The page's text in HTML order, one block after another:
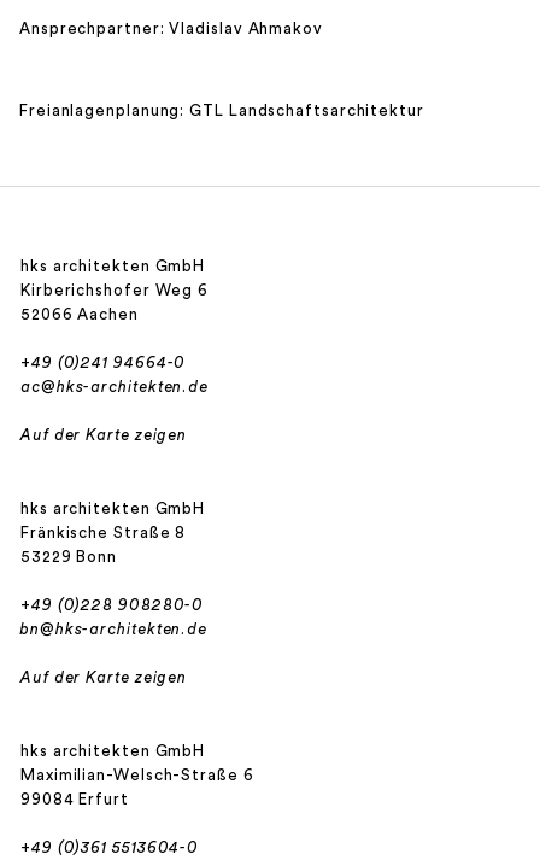
Ansprechpartner: Vladislav Ahmakov
Freianlagenplanung: GTL Landschaftsarchitektur
hks architekten GmbH
Kirberichshofer Weg 6
52066 Aachen
+49 (0)241 94664-0
ac@hks-architekten.de
Auf der Karte zeigen
hks architekten GmbH
Fränkische Straße 8
53229 Bonn
+49 (0)228 908280-0
bn@hks-architekten.de
Auf der Karte zeigen
hks architekten GmbH
Maximilian-Welsch-Straße 6
99084 Erfurt
+49 (0)361 5513604-0